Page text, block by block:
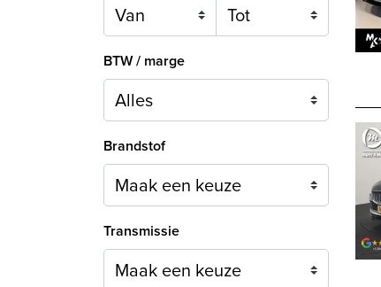
BTW / marge
Brandstof
Maak een keuze
Transmissie